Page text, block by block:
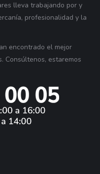
lleva trabajando por y
profesionalidad y la
encontrado el mejor
Consúltenos, estaremos